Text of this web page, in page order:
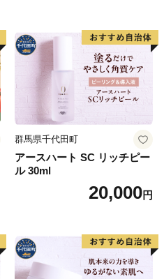
群馬県千代田町
アースハート SC リッチピー
ル 30ml
20,000円